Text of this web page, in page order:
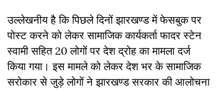
उल्लेखनीय है कि पिछले दिनों झारखण्ड में फेसबुक पर
पोस्ट करने को लेकर सामाजिक कार्यकर्ता फादर स्टेन
स्वामी सहित 20 लोगों पर देश द्रोह का मामला दर्ज
किया गया। इस मामले को लेकर देश भर के सामाजिक
सरोकार से जुड़े लोगों ने झारखण्ड सरकार की आलोचना